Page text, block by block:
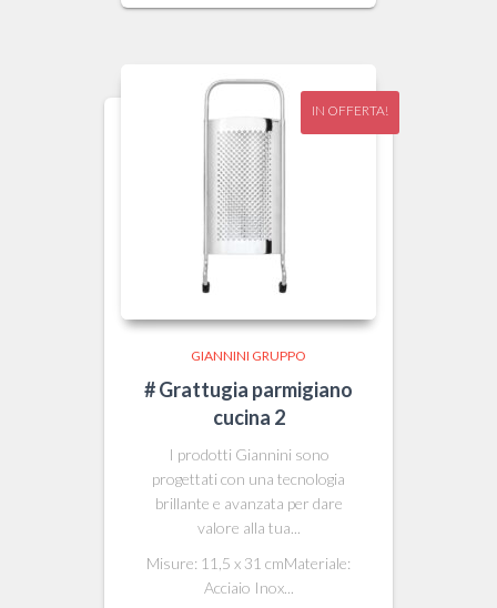
originaleattuale
IN OFFERTA!
GIANNINI GRUPPO
# Grattugia parmigiano
cucina 2
I prodotti Giannini sono
progettati con una tecnologia
brillante e avanzata per dare
valore alla tua...
Misure: 11,5 x 31 cmMateriale:
Acciaio Inox...